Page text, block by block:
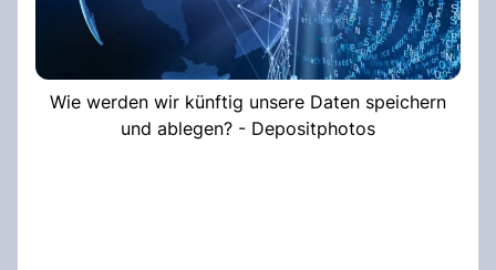
Wie werden wir künftig unsere Daten speichern
und ablegen? - Depositphotos